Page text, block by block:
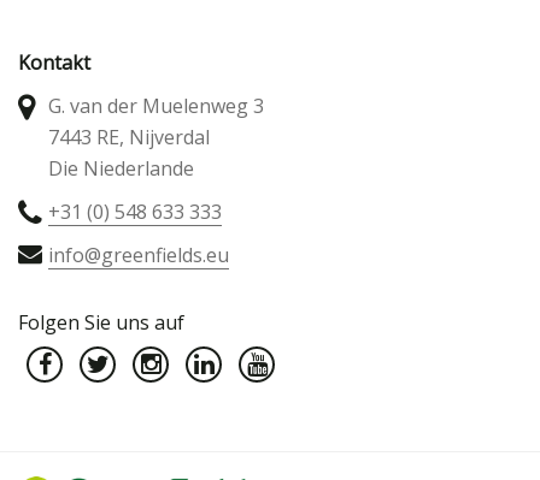
Kontakt
G. van der Muelenweg 3
7443 RE, Nijverdal
Die Niederlande
+31 (0) 548 633 333
info@greenfields.eu
Folgen Sie uns auf